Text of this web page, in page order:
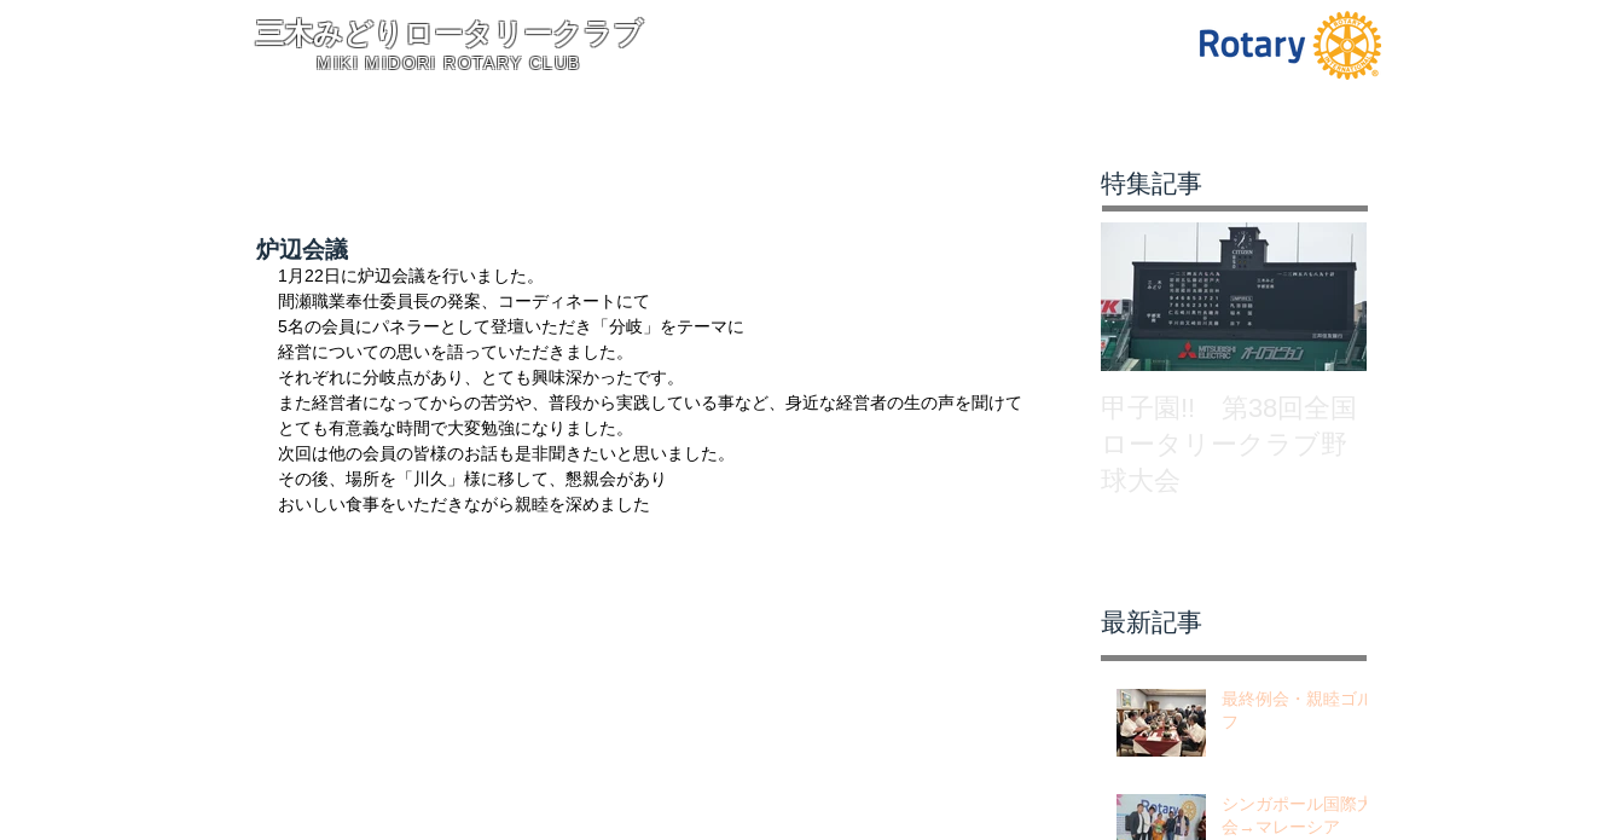
三木みどりロータリークラブ
MIKI MIDORI ROTARY CLUB
特集記事
炉辺会議
1月22日に炉辺会議を行いました。
間瀬職業奉仕委員長の発案、コーディネートにて
5名の会員にパネラーとして登壇いただき「分岐」をテーマに
経営についての思いを語っていただきました。
それぞれに分岐点があり、とても興味深かったです。
また経営者になってからの苦労や、普段から実践している事など、身近な経営者の生の声を聞けて
とても有意義な時間で大変勉強になりました。
次回は他の会員の皆様のお話も是非聞きたいと思いました。
その後、場所を「川久」様に移して、懇親会があり
おいしい食事をいただきながら親睦を深めました
最新記事
最終例会・親睦ゴル
フ
シンガポール国際大
会→マレーシア